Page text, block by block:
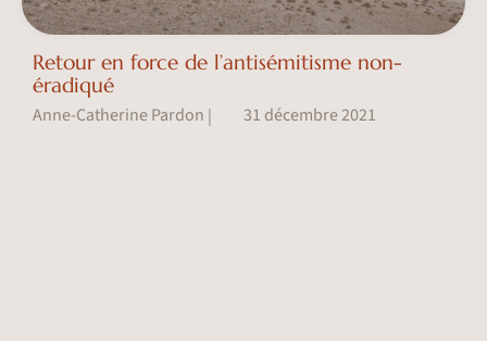
Retour en force de l’antisémitisme non-
éradiqué
Anne-Catherine Pardon | 31 décembre 2021